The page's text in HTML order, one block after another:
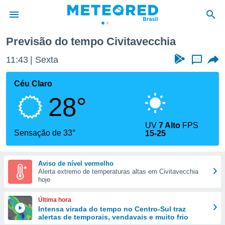
da
fornecidas
a este
das
e
forma
digital
Previsão do tempo Civitavecchia
11:43 Sexta ...
Céu Claro
28°
Sensação de 33°
UV7 Alto FPS
15-25
Aviso de nível vermelho
Alerta extremo de temperaturas altas em Civitavecchia
hoje
Última hora
Intensa virada do tempo no Centro-Sul traz
alertas de temporais, vendavais e muito frio